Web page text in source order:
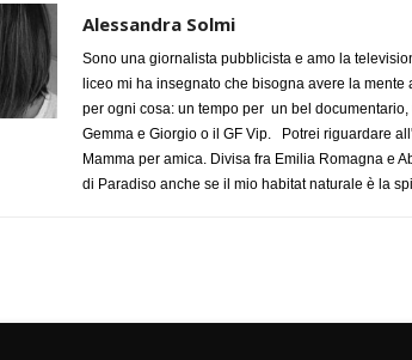
Alessandra Solmi
Sono una giornalista pubblicista e amo la
liceo mi ha insegnato che bisogna avere la mente
per ogni cosa: un tempo per un bel
Gemma e Giorgio o il GF Vip. Potrei riguardare
Mamma per amica. Divisa fra Emilia Romagna e
di Paradiso anche se il mio habitat naturale è la